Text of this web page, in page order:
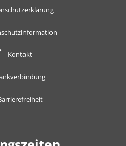
Kontakt